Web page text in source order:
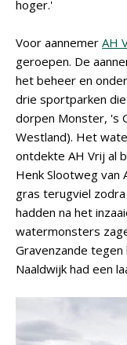
hoger.'
Voor aannemer AH
geroepen. De
het beheer en
drie sportparken
dorpen Monster, 's
Westland). Het
ontdekte AH Vrij al
Henk Slootweg van
gras terugviel
hadden na het
watermonsters
Gravenzande
Naaldwijk had een